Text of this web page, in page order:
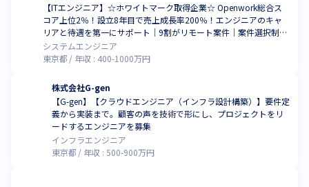
【ITエンジニア】☆ホワイトマーク取得企業☆ Openwork総合ス
コア上位2％！設立8年目で売上成長率200％！エンジニアのキャ
リアと待遇を第一にサポート｜9割がリモート案件｜案件選択制度
で成長を実感！副業OK！
システムエンジニア
東京都
年収 : 400-1000万円
株式会社G-gen
【G-gen】【クラウドエンジニア（インフラ設計構築）】要件定
義から実装まで。顧客の声を技術で形にし、プロジェクトをリ
ードするエンジニアを募集
インフラエンジニア
東京都
年収 : 500-900万円